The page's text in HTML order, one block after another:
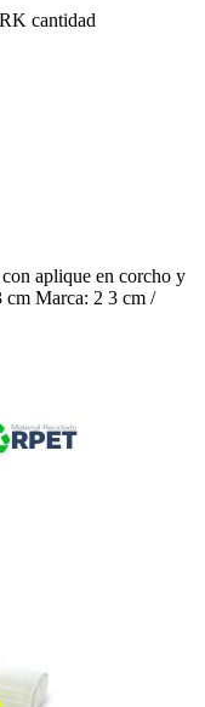
cantidad
aplique en corcho y
Marca: 2 3 cm /